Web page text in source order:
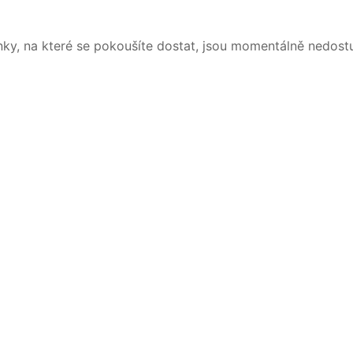
na které se pokoušíte dostat, jsou momentálně